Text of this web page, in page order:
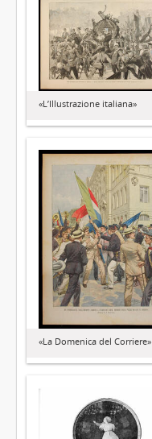
«L’Illustrazione italiana»
«La Domenica del Corriere»